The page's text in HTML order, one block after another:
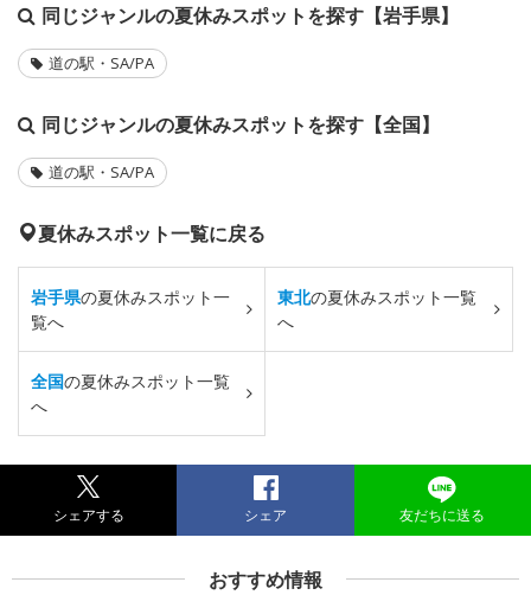
同じジャンルの夏休みスポットを探す【岩手県】
道の駅・SA/PA
同じジャンルの夏休みスポットを探す【全国】
道の駅・SA/PA
夏休みスポット一覧に戻る
岩手県の夏休みスポット一
覧へ
東北の夏休みスポット一覧
へ
全国の夏休みスポット一覧
へ
シェアする シェア 友だちに送る
おすすめ情報